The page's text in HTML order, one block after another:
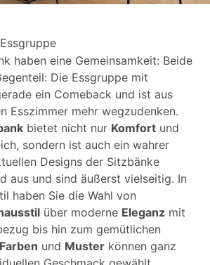
haben eine Gemeinsamkeit: Beide
Die Essgruppe mit
ein Comeback und ist aus
Esszimmer mehr wegzudenken.
bietet nicht nur Komfort und
sondern ist auch ein wahrer
Designs der Sitzbänke
aus und sind äußerst vielseitig. In
haben Sie die Wahl von
über moderne Eleganz mit
bis hin zum gemütlichen
Farben und Muster können ganz